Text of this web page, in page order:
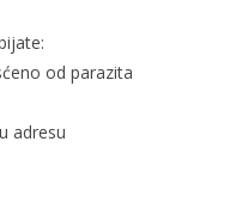
od parazita
adresu